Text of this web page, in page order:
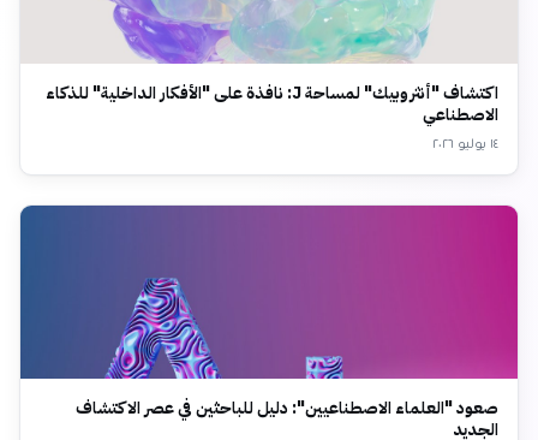
اكتشاف "أنثروبيك" لمساحة J: نافذة على "الأفكار الداخلية" للذكاء
الاصطناعي
١٤ يوليو ٢٠٢٦
صعود "العلماء الاصطناعيين": دليل للباحثين في عصر الاكتشاف
الجديد